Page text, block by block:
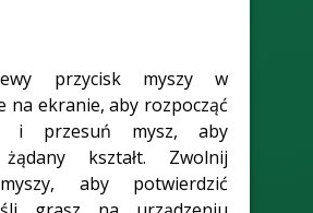
przycisk myszy w
na ekranie, aby rozpocząć
i przesuń mysz, aby
kształt. Zwolnij
aby potwierdzić